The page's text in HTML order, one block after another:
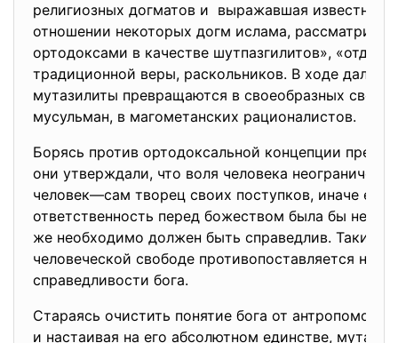
религиозных догматов и выражавшая известный
отношении некоторых догм ислама,
ортодоксами в качестве шутпазгилитов»,
традиционной веры, раскольников. В ходе
мутазилиты превращаются в своеобразных
мусульман, в магометанских рационалистов.
Борясь против ортодоксальной концепции
они утверждали, что воля человека
человек—сам творец своих поступков, иначе его
ответственность перед божеством была бы
же необходимо должен быть справедлив. Таким
человеческой свободе противопоставляется
справедливости бога.
Стараясь очистить понятие бога от
и настаивая на его абсолютном единстве,